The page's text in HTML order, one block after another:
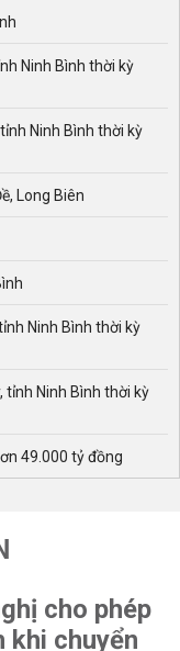
Ninh Bình thời kỳ
Ninh Bình thời kỳ
Long Biên
Ninh Bình thời kỳ
tỉnh Ninh Bình thời kỳ
49.000 tỷ đồng
cho phép
khi chuyển